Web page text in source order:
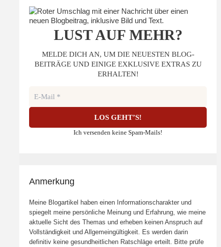
LUST AUF MEHR?
MELDE DICH AN, UM DIE NEUESTEN BLOG-
BEITRÄGE UND EINIGE EXKLUSIVE EXTRAS ZU
ERHALTEN!
Ich versenden keine Spam-Mails!
Anmerkung
Meine Blogartikel haben einen Informationscharakter und
spiegelt meine persönliche Meinung und Erfahrung, wie meine
aktuelle Sicht des Themas und erheben keinen Anspruch auf
Vollständigkeit und Allgemeingültigkeit. Es werden darin
definitiv keine gesundheitlichen Ratschläge erteilt. Bitte prüfe